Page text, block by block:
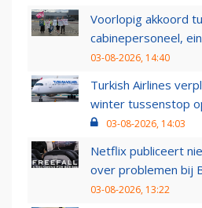
Voorlopig akkoord
cabinepersoneel,
03-08-2026, 14:40
Turkish Airlines
winter tussenstop
03-08-2026, 14:03
Netflix publiceert
over problemen bij
03-08-2026, 13:22